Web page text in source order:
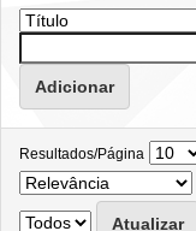
Resultados/Página